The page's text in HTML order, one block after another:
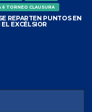
6 TORNEO CLAUSURA
REPARTEN PUNTOS EN
EXCÉLSIOR